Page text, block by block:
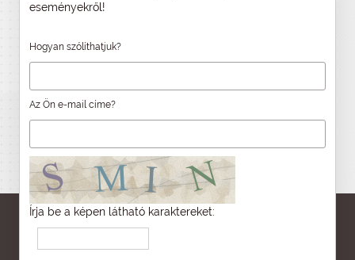
eseményekről!
Hogyan szólíthatjuk?
Az Ön e-mail címe?
Írja be a képen látható karaktereket: